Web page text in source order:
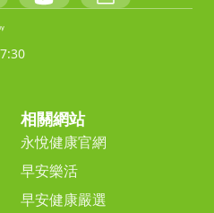
相關網站
永悅健康官網
早安樂活
早安健康嚴選